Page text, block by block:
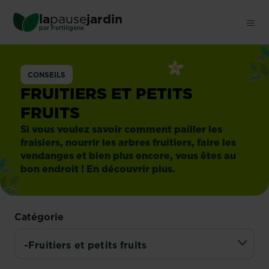
main
content
lapausejardin
par Fertiligène®
CONSEILS
FRUITIERS ET PETITS
FRUITS
Si vous voulez savoir comment pailler les
fraisiers, nourrir les arbres fruitiers, faire les
vendanges et bien plus encore, vous êtes au
bon endroit ! En découvrir plus.
Catégorie